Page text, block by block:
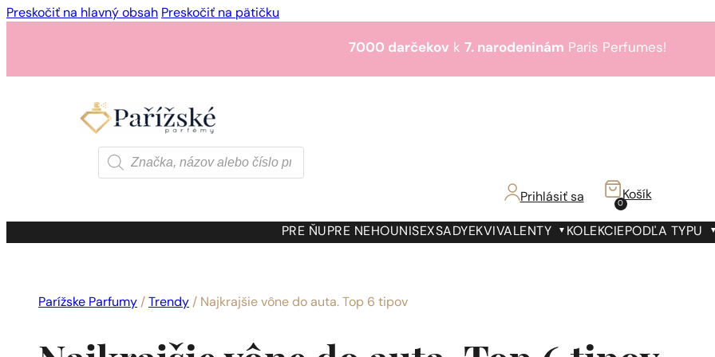
Preskočiť na hlavný obsah Preskočiť na pätičku
7000 darčekov k 7. narodeninám Paris Perfumes!
1 - 3 ks.
Products
search
Prihlásiť sa 0
Košík
PRE ŇU PRE NEHOUNISEXSADY EKVIVALENTY KOLEKCIEPODĽA TYPU
Parížske Parfumy / Trendy / Najkrajšie vône do auta. Top 6 tipov